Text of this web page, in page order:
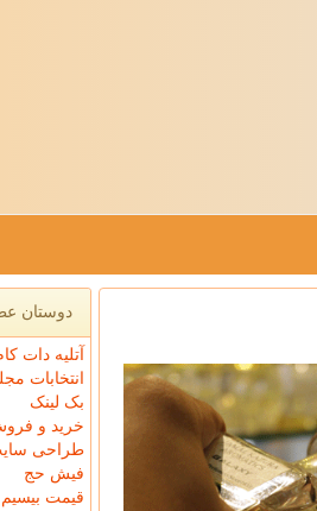
دوستان
آتلیه دات
انتخابات
بک لینک
خرید و
طراحی
فیش حج
قیمت بیسیم